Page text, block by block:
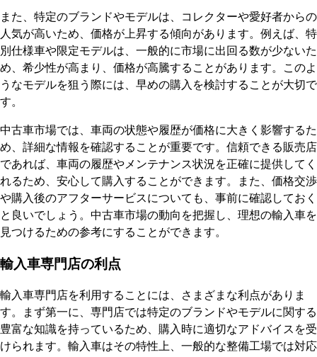
また、特定のブランドやモデルは、コレクターや愛好者からの
人気が高いため、価格が上昇する傾向があります。例えば、特
別仕様車や限定モデルは、一般的に市場に出回る数が少ないた
め、希少性が高まり、価格が高騰することがあります。このよ
うなモデルを狙う際には、早めの購入を検討することが大切で
す。
中古車市場では、車両の状態や履歴が価格に大きく影響するた
め、詳細な情報を確認することが重要です。信頼できる販売店
であれば、車両の履歴やメンテナンス状況を正確に提供してく
れるため、安心して購入することができます。また、価格交渉
や購入後のアフターサービスについても、事前に確認しておく
と良いでしょう。中古車市場の動向を把握し、理想の輸入車を
見つけるための参考にすることができます。
輸入車専門店の利点
輸入車専門店を利用することには、さまざまな利点がありま
す。まず第一に、専門店では特定のブランドやモデルに関する
豊富な知識を持っているため、購入時に適切なアドバイスを受
けられます。輸入車はその特性上、一般的な整備工場では対応